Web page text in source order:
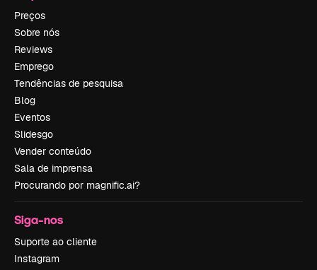
Preços
Sobre nós
Reviews
Emprego
Tendências de pesquisa
Blog
Eventos
Slidesgo
Vender conteúdo
Sala de imprensa
Procurando por magnific.ai?
Siga-nos
Suporte ao cliente
Instagram